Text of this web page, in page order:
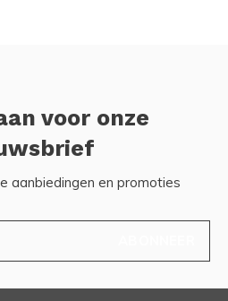
voor onze
aanbiedingen en promoties